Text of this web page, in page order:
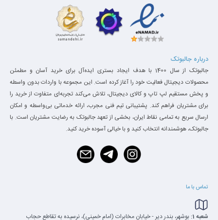
درباره جالبوتک
جالبوتک از سال 1400 با هدف ایجاد بستری ایده‌آل برای خرید آسان و مطمئن
محصولات دیجیتال فعالیت خود را آغاز کرده است. این مجموعه با واردات بدون واسطه
و پخش مستقیم لپ تاپ و کالای دیجیتال، تلاش می‌کند تجربه‌ای متفاوت از خرید را
برای مشتریان فراهم کند. پشتیبانی تیم فنی مجرب، ارائه خدماتی بی‌واسطه و امکان
ارسال سریع به تمامی نقاط ایران، بخشی از تعهد جالبوتک به رضایت مشتریان است. با
جالبوتک، هوشمندانه انتخاب کنید و با خیالی آسوده خرید کنید.
تماس با ما
شعبه 1: بوشهر، بندر دیر - خیابان مخابرات (امام خمینی)، نرسیده به تقاطع حجاب